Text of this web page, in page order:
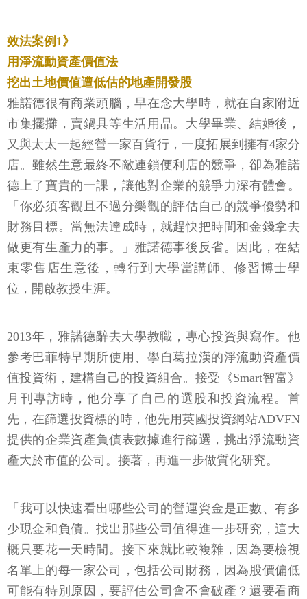
效法案例1》
用淨流動資產價值法
挖出土地價值遭低估的地產開發股
雅諾德很有商業頭腦，早在念大學時，就在自家附近
市集擺攤，賣鍋具等生活用品。大學畢業、結婚後，
又與太太一起經營一家百貨行，一度拓展到擁有4家分
店。雖然生意最終不敵連鎖便利店的競爭，卻為雅諾
德上了寶貴的一課，讓他對企業的競爭力深有體會。
「你必須客觀且不過分樂觀的評估自己的競爭優勢和
財務目標。當無法達成時，就趕快把時間和金錢拿去
做更有生產力的事。」雅諾德事後反省。因此，在結
束零售店生意後，轉行到大學當講師、修習博士學
位，開啟教授生涯。
2013年，雅諾德辭去大學教職，專心投資與寫作。他
參考巴菲特早期所使用、學自葛拉漢的淨流動資產價
值投資術，建構自己的投資組合。接受《Smart智富》
月刊專訪時，他分享了自己的選股和投資流程。首
先，在篩選投資標的時，他先用英國投資網站ADVFN
提供的企業資產負債表數據進行篩選，挑出淨流動資
產大於市值的公司。接著，再進一步做質化研究。
「我可以快速看出哪些公司的營運資金是正數、有多
少現金和負債。找出那些公司值得進一步研究，這大
概只要花一天時間。接下來就比較複雜，因為要檢視
名單上的每一家公司，包括公司財務，因為股價偏低
可能有特別原因，要評估公司會不會破產？還要看商